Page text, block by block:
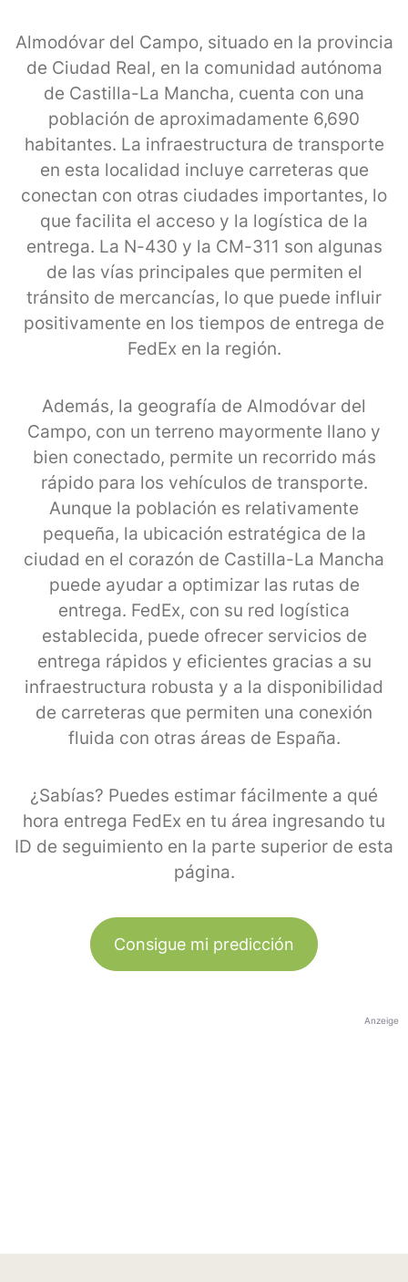
Almodóvar del Campo, situado en la provincia
de Ciudad Real, en la comunidad autónoma
de Castilla-La Mancha, cuenta con una
población de aproximadamente 6,690
habitantes. La infraestructura de transporte
en esta localidad incluye carreteras que
conectan con otras ciudades importantes, lo
que facilita el acceso y la logística de la
entrega. La N-430 y la CM-311 son algunas
de las vías principales que permiten el
tránsito de mercancías, lo que puede influir
positivamente en los tiempos de entrega de
FedEx en la región.
Además, la geografía de Almodóvar del
Campo, con un terreno mayormente llano y
bien conectado, permite un recorrido más
rápido para los vehículos de transporte.
Aunque la población es relativamente
pequeña, la ubicación estratégica de la
ciudad en el corazón de Castilla-La Mancha
puede ayudar a optimizar las rutas de
entrega. FedEx, con su red logística
establecida, puede ofrecer servicios de
entrega rápidos y eficientes gracias a su
infraestructura robusta y a la disponibilidad
de carreteras que permiten una conexión
fluida con otras áreas de España.
¿Sabías? Puedes estimar fácilmente a qué
hora entrega FedEx en tu área ingresando tu
ID de seguimiento en la parte superior de esta
página.
Consigue mi predicción
Anzeige